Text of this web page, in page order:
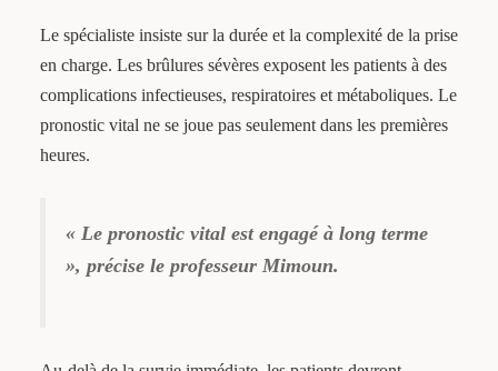
Le spécialiste insiste sur la durée et la complexité de la prise
en charge. Les brûlures sévères exposent les patients à des
complications infectieuses, respiratoires et métaboliques. Le
pronostic vital ne se joue pas seulement dans les premières
heures.
« Le pronostic vital est engagé à long terme
», précise le professeur Mimoun.